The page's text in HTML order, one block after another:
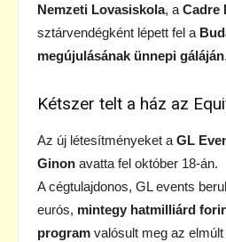
Nemzeti Lovasiskola, a Cadre
sztárvendégként lépett fel a
megújulásának ünnepi gáláján.
Kétszer telt a ház az
Az új létesítményeket a GL
Ginon avatta fel október 18-án.
A cégtulajdonos, GL events
eurós, mintegy hatmilliárd
program valósult meg az